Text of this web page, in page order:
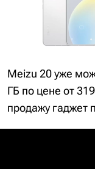
Meizu 20 уже
ГБ по цене от
продажу гаджет